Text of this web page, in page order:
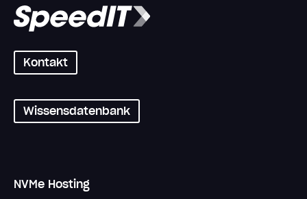
Kontakt
Wissensdatenbank
NVMe Hosting